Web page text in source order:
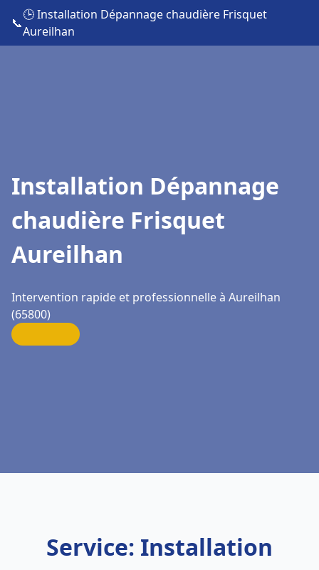
📞
🕒 Installation Dépannage chaudière Frisquet
Aureilhan
Installation Dépannage
chaudière Frisquet
Aureilhan
Intervention rapide et professionnelle à Aureilhan
(65800)
Service: Installation